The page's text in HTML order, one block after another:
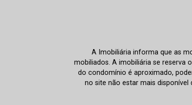
A Imobiliária informa que as
mobiliados. A imobiliária se reserva
do condomínio é aproximado,
no site não estar mais